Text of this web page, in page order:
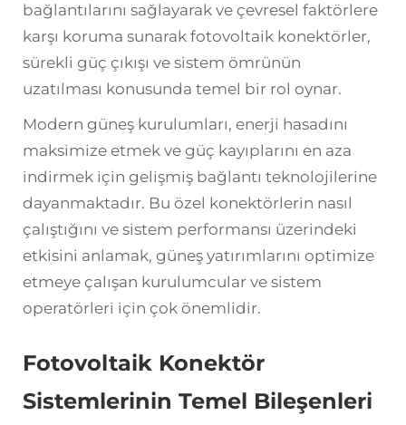
bağlantılarını sağlayarak ve çevresel faktörlere
karşı koruma sunarak fotovoltaik konektörler,
sürekli güç çıkışı ve sistem ömrünün
uzatılması konusunda temel bir rol oynar.
Modern güneş kurulumları, enerji hasadını
maksimize etmek ve güç kayıplarını en aza
indirmek için gelişmiş bağlantı teknolojilerine
dayanmaktadır. Bu özel konektörlerin nasıl
çalıştığını ve sistem performansı üzerindeki
etkisini anlamak, güneş yatırımlarını optimize
etmeye çalışan kurulumcular ve sistem
operatörleri için çok önemlidir.
Fotovoltaik Konektör
Sistemlerinin Temel Bileşenleri